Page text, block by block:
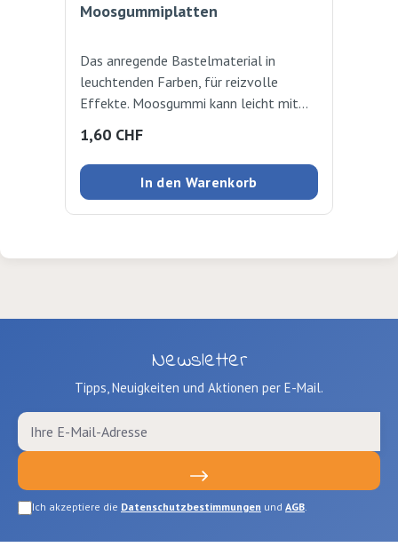
Moosgummiplatten
Das anregende Bastelmaterial in
leuchtenden Farben, für reizvolle
Effekte. Moosgummi kann leicht mit
der Schere geschnitten werden und
lässt sich mühelos kleben oder
aufnähen. 29x40cm, 2mm
Regulärer Preis:
1,60 CHF
In den Warenkorb
Newsletter
Tipps, Neuigkeiten und Aktionen per E-Mail.
Ich akzeptiere die Datenschutzbestimmungen und AGB.